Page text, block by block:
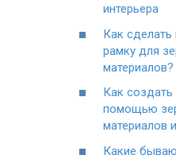
интерьера
Как сделать
рамку для
материалов?
Как
помощью
материалов
Какие